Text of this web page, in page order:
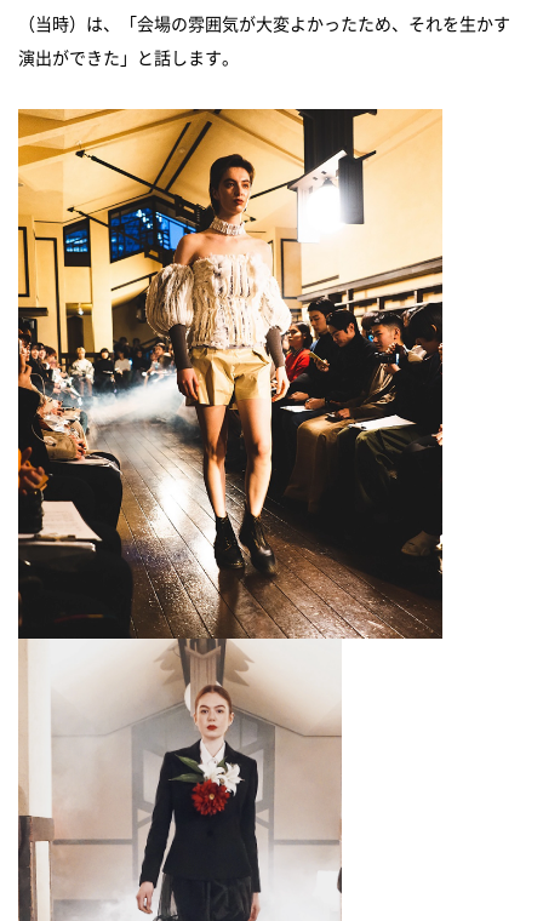
（当時）は、「会場の雰囲気が大変よかったため、それを生かす
演出ができた」と話します。